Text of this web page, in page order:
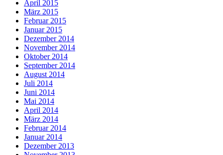
April 2015
März 2015
Februar 2015
Januar 2015
Dezember 2014
November 2014
Oktober 2014
September 2014
August 2014
Juli 2014
Juni 2014
Mai 2014
April 2014
März 2014
Februar 2014
Januar 2014
Dezember 2013